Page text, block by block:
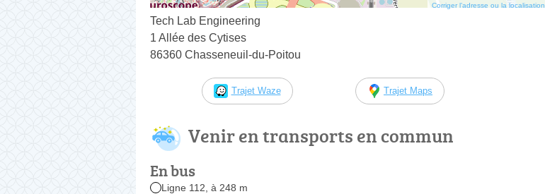
Corriger l’adresse ou la localisation
Tech Lab Engineering
1 Allée des Cytises
86360 Chasseneuil-du-Poitou
Trajet Waze Trajet Maps
Venir en transports en commun
En bus
Ligne 112, à 248 m